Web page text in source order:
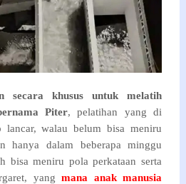
secara khusus untuk melatih
Piter, pelatihan yang di
lancar, walau belum bisa meniru
hanya dalam beberapa minggu
bisa meniru pola perkataan serta
yangmana anak manusia